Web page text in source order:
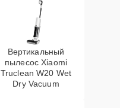
Вертикальный
пылесос Xiaomi
Truclean W20 Wet
Dry Vacuum